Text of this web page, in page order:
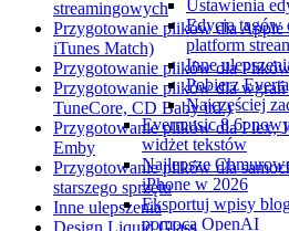
Ustawienia
Edycja tagów
platform
Inne
Pobierz
Najczęściej
Evermusic 8.6:
widżet tekstów
Najlepsze
iPhone w 2026
Eksportuj wpisy
pomocą OpenAI
streamingowych
Przygotowanie plików dla
iTunes Match)
Przygotowanie plików dla
Przygotowanie plików dla
TuneCore, CD Baby itd.)
Przygotowanie plików dla Plex,
Emby
Przygotowanie plików dla
starszego sprzętu
Inne ulepszenia
Design Liquid Glass